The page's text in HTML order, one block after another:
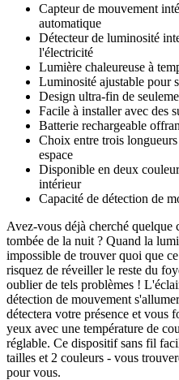
Capteur de mouvement
automatique
Détecteur de luminosité
l'électricité
Lumière chaleureuse à
Luminosité ajustable pour
Design ultra-fin de
Facile à installer avec des
Batterie rechargeable
Choix entre trois
espace
Disponible en deux
intérieur
Capacité de détection de
Avez-vous déjà cherché quelque
tombée de la nuit ? Quand la
impossible de trouver quoi que
risquez de réveiller le reste du
oublier de tels problèmes !
détection de mouvement
détectera votre présence et vous
yeux avec une température de
réglable. Ce dispositif sans fil
tailles et 2 couleurs - vous
pour vous.